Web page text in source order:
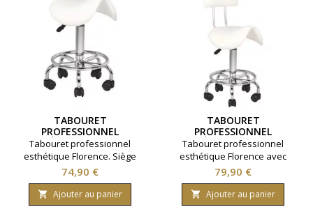
TABOURET
PROFESSIONNEL
ESTHÉTIQUE FLORENCE
BLANC
Tabouret professionnel
esthétique Florence. Siège
ergonomique en forme de
selle Ajustable en hauteur.
Assise diamètre 40
centimètres. Coloris blanc.
Prix
74,90 €
 Ajouter au panier
TABOURET
PROFESSIONNEL
ESTHÉTIQUE FLORENCE
AVEC DOSSIER BLANC
Tabouret professionnel
esthétique Florence avec
dossier. Siège ergonomique
en forme de selle Ajustable
en hauteur. Assise diamètre
40 centimètres. Coloris blanc.
Prix
79,90 €
 Ajouter au panier